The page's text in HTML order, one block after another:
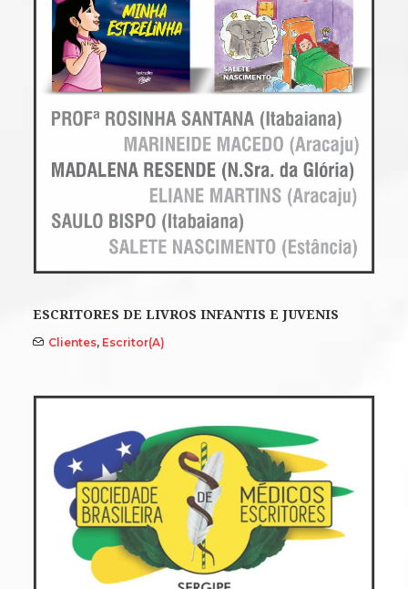
ESCRITORES DE LIVROS INFANTIS E JUVENIS
Clientes, Escritor(a)